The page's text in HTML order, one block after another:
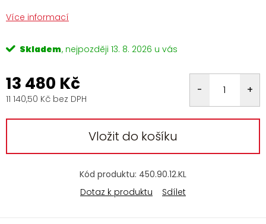
Více informací
Skladem 13. 8. 2026
13 480 Kč
11 140,50 Kč bez DPH
cena:
Vložit do košíku
Kód produktu: 450.90.12.KL
Dotaz k produktu
Sdílet